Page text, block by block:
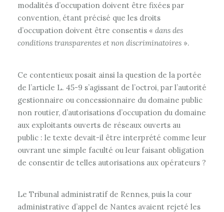
modalités d’occupation doivent être fixées par
convention, étant précisé que les droits
d’occupation doivent être consentis « dans des
conditions transparentes et non discriminatoires ».
Ce contentieux posait ainsi la question de la portée
de l’article L. 45-9 s’agissant de l’octroi, par l’autorité
gestionnaire ou concessionnaire du domaine public
non routier, d’autorisations d’occupation du domaine
aux exploitants ouverts de réseaux ouverts au
public : le texte devait-il être interprété comme leur
ouvrant une simple faculté ou leur faisant obligation
de consentir de telles autorisations aux opérateurs ?
Le Tribunal administratif de Rennes, puis la cour
administrative d’appel de Nantes avaient rejeté les